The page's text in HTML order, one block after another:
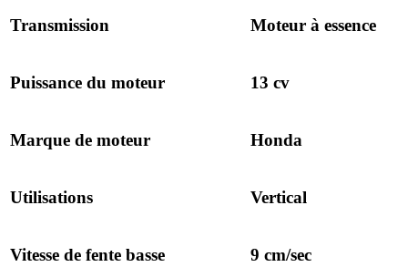
Transmission Moteur à essence
Puissance du moteur 13 cv
Marque de moteur Honda
Utilisations Vertical
Vitesse de fente basse 9 cm/sec